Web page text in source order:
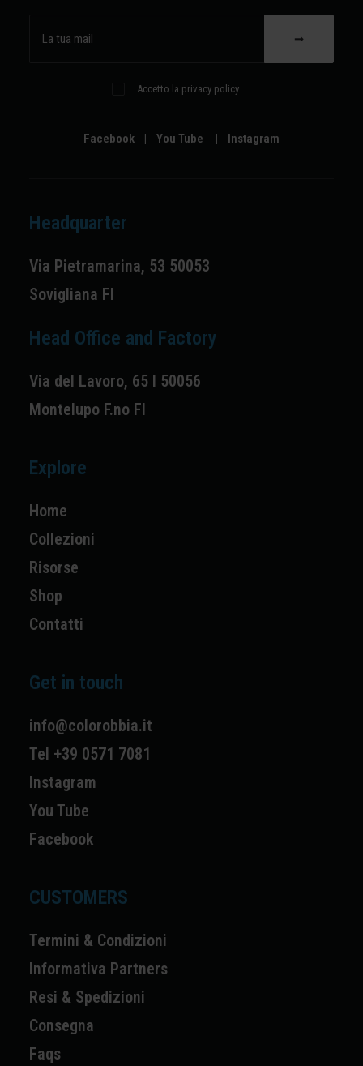
Accetto la privacy policy
Facebook | You Tube | Instagram
Headquarter
Via Pietramarina, 53 50053
Sovigliana FI
Head Office and Factory
Via del Lavoro, 65 I 50056
Montelupo F.no FI
Explore
Home
Collezioni
Risorse
Shop
Contatti
Get in touch
info@colorobbia.it
Tel +39 0571 7081
Instagram
You Tube
Facebook
CUSTOMERS
Termini & Condizioni
Informativa Partners
Resi & Spedizioni
Consegna
Faqs